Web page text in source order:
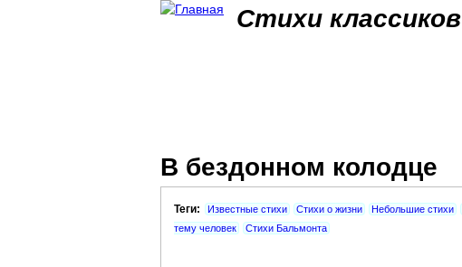
Стихи классиков
В бездонном колодце
Теги: Известные стихи Стихи о жизни Небольшие стихи
тему человек
Стихи Бальмонта